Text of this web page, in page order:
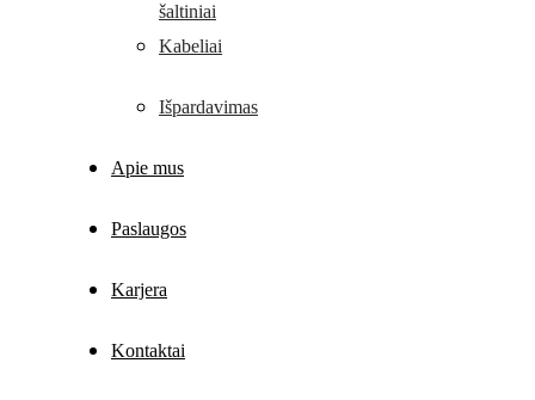
šaltiniai
Kabeliai
Išpardavimas
Apie mus
Paslaugos
Karjera
Kontaktai